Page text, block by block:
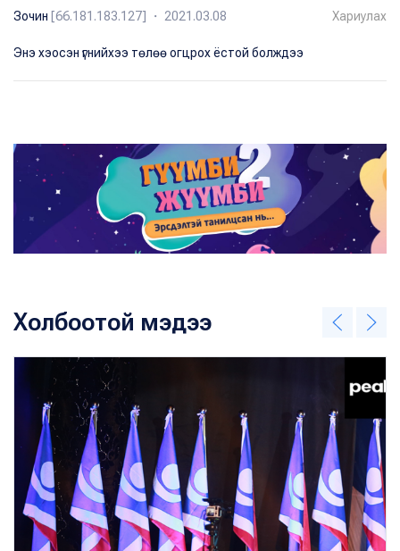
Зочин [66.181.183.127] ・ 2021.03.08 Хариулах
Энэ хэосэн үгнийхээ төлөө огцрох ёстой болждээ
Холбоотой мэдээ